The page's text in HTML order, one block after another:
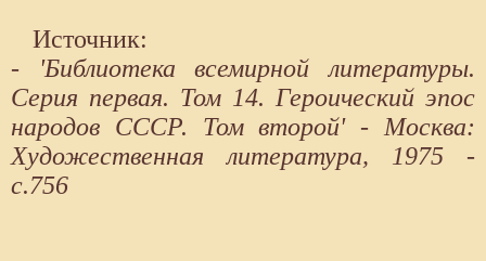
Источник:
- 'Библиотека всемирной литературы.
Серия первая. Том 14. Героический эпос
народов СССР. Том второй' - Москва:
Художественная литература, 1975 -
с.756